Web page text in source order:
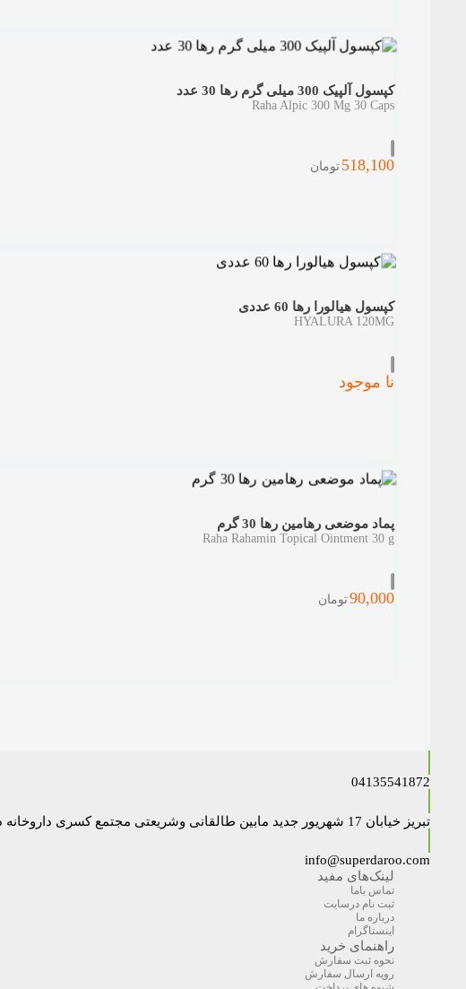
کپسول آلپیک 300 میلی گرم رها 30 عدد
Raha Alpic 300 Mg 30 Caps
518,100 تومان
کپسول هیالورا رها 60 عددی
HYALURA 120MG
نا موجود
پماد موضعی رهامین رها 30 گرم
Raha Rahamin Topical Ointment 30 g
90,000تومان
04135541872
تبریز خیابان 17 شهریور جدید مابین طالقانی وشریعتی مجتمع کسری داروخانه دکتر نایبی
info@superdaroo.com
لینک‌های مفید
تماس باما
ثبت نام درسایت
درباره ما
اینستاگرام
راهنمای خرید
نحوه ثبت سفارش
رویه ارسال سفارش